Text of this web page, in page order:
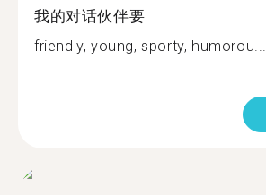
我的对话伙伴要
friendly, young, sporty, humorou...